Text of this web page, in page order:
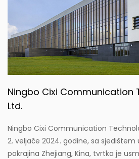
Ningbo Cixi Communication
Ltd.
Ningbo Cixi Communication
2. veljače 2024. godine, sa sjedištem
pokrajina Zhejiang, Kina, tvrtka je